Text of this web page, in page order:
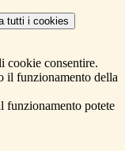
tutti i cookies
cookie consentire.
il funzionamento della
funzionamento potete